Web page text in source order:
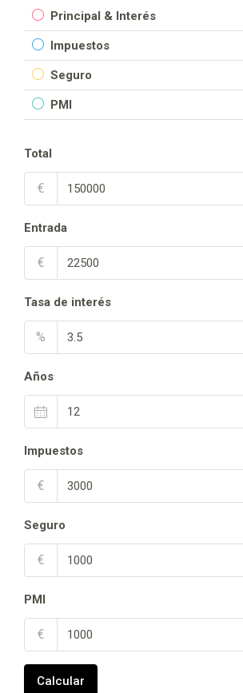
Principal & Interés
Impuestos
Seguro
PMI
Total
€
Entrada
€
Tasa de interés
%
Años
Impuestos
€
Seguro
€
PMI
€
Calcular